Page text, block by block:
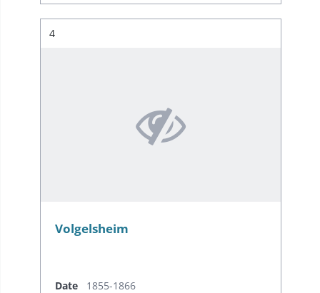
Résultat n°
4
Volgelsheim
Date
1855-1866